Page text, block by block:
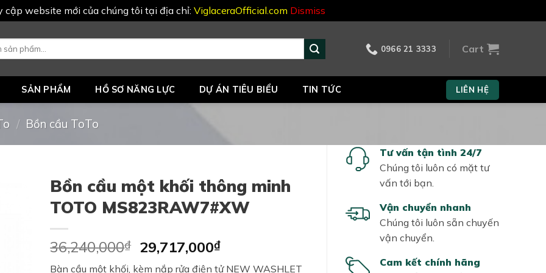
cập website mới của chúng tôi tại địa chỉ: ViglaceraOfficial.com Dismiss
0966 21 3333 Cart
SẢN PHẨM HỒ SƠ NĂNG LỰC DỰ ÁN TIÊU BIỂU TIN TỨC LIÊN HỆ
/ Bồn cầu ToTo
Tư vấn tận tình 24/7
Chúng tôi luôn có mặt tư
vấn tới bạn.
Vận chuyển nhanh
Chúng tôi luôn sẵn chuyến
vận chuyển.
Cam kết chính hãng
Bồn cầu một khối thông minh
TOTO MS823RAW7#XW
36,240,000₫
Original
price
29,717,000₫Current
price
Bàn cầu một khối, kèm nắp rửa điện tử NEW WASHLET